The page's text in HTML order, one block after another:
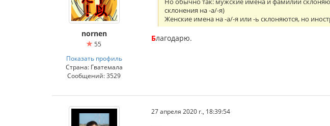
nornen
55
Показать профиль
Страна: Гватемала
Сообщений: 3529
склонения на -а/-я)
Женские имена на -а/-я или -ь склоняются, но
Благодарю.
27 апреля 2020 г., 18:39:54